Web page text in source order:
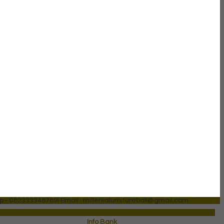
- 082333348789) Email : milleniafurniturebali@gmail.com
Info Bank